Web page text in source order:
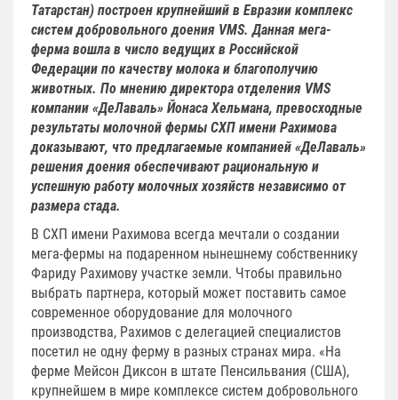
Татарстан) построен крупнейший в Евразии комплекс
систем добровольного доения VMS. Данная мега-
ферма вошла в число ведущих в Российской
Федерации по качеству молока и благополучию
животных. По мнению директора отделения VMS
компании «ДеЛаваль» Йонаса Хельмана, превосходные
результаты молочной фермы СХП имени Рахимова
доказывают, что предлагаемые компанией «ДеЛаваль»
решения доения обеспечивают рациональную и
успешную работу молочных хозяйств независимо от
размера стада.
В СХП имени Рахимова всегда мечтали о создании
мега-фермы на подаренном нынешнему собственнику
Фариду Рахимову участке земли. Чтобы правильно
выбрать партнера, который может поставить самое
современное оборудование для молочного
производства, Рахимов с делегацией специалистов
посетил не одну ферму в разных странах мира. «На
ферме Мейсон Диксон в штате Пенсильвания (США),
крупнейшем в мире комплексе систем добровольного